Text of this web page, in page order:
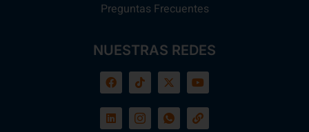
Preguntas Frecuentes
NUESTRAS REDES